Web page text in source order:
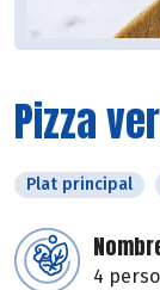
Pizza
Plat principal
4